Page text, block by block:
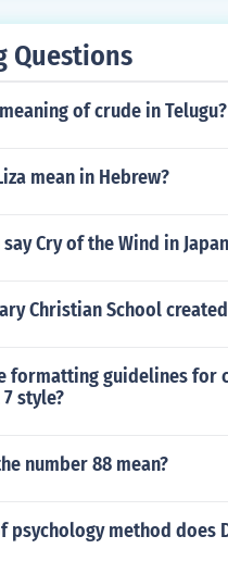
Questions
of crude in Telugu?
mean in Hebrew?
Cry of the Wind in
Christian School
formatting guidelines for
7 style?
number 88 mean?
psychology method does